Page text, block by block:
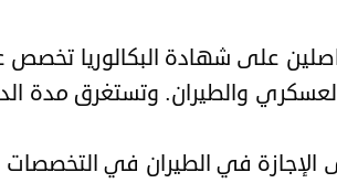
على شهادة البكالوريا تخصص
العسكري والطيران. وتستغرق مدة
في الطيران في التخصصات